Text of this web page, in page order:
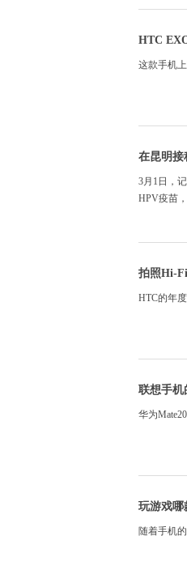
HTC
这款手机
在昆明接
3月1日，
HPV疫苗
拍照Hi-
HTC的年
联想手机
华为
玩游戏哪
随着手机